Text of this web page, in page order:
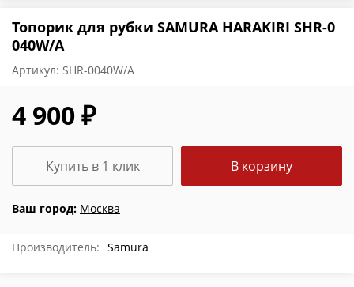
Топорик для рубки SAMURA HARAKIRI SHR-0
040W/A
Артикул: SHR-0040W/A
4 900 ₽
Ваш город: Москва
В корзину
Купить в 1 клик
Производитель: Samura